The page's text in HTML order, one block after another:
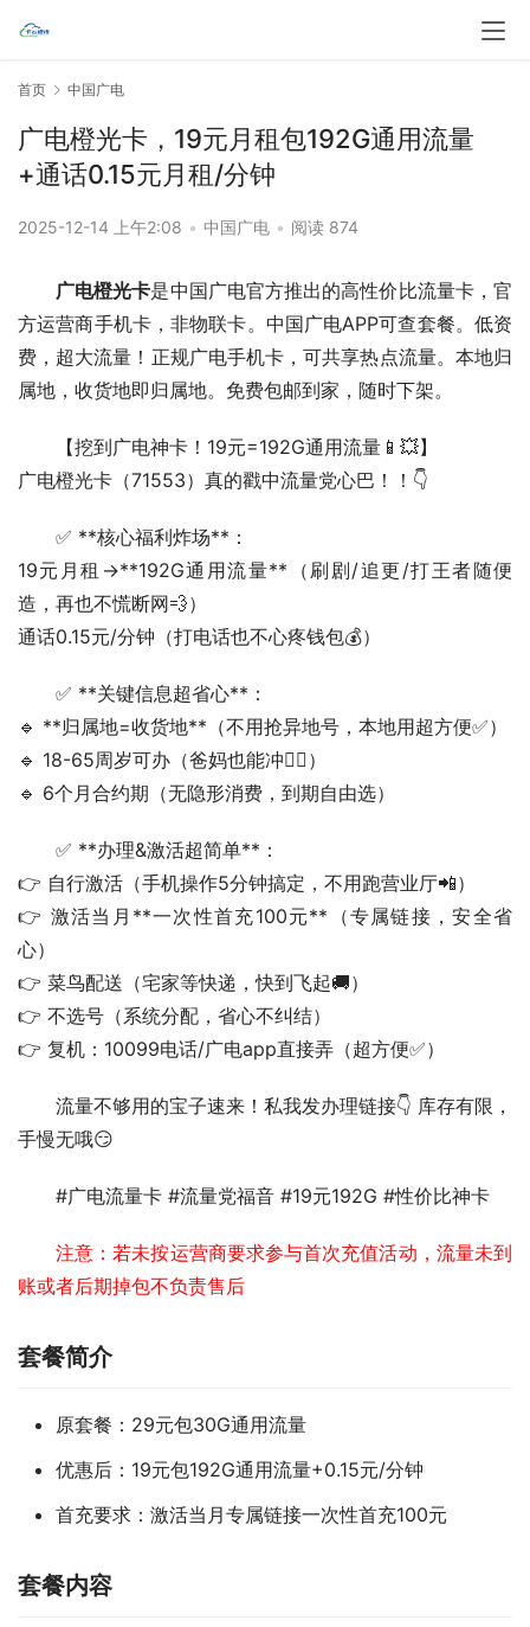
首页 中国广电
广电橙光卡，19元月租包192G通用流量
+通话0.15元月租/分钟
2025-12-14 上午2:08 • 中国广电 • 阅读 874
广电橙光卡是中国广电官方推出的高性价比流量卡，官
方运营商手机卡，非物联卡。中国广电APP可查套餐。低资
费，超大流量！正规广电手机卡，可共享热点流量。本地归
属地，收货地即归属地。免费包邮到家，随时下架。
【挖到广电神卡！19元=192G通用流量📱💥】
广电橙光卡（71553）真的戳中流量党心巴！！👇
✅ **核心福利炸场**：
19元月租→**192G通用流量**（刷剧/追更/打王者随便
造，再也不慌断网💨）
通话0.15元/分钟（打电话也不心疼钱包💰）
✅ **关键信息超省心**：
🔹 **归属地=收货地**（不用抢异地号，本地用超方便✅）
🔹 18-65周岁可办（爸妈也能冲🙋‍♂️）
🔹 6个月合约期（无隐形消费，到期自由选）
✅ **办理&激活超简单**：
👉 自行激活（手机操作5分钟搞定，不用跑营业厅📲）
👉 激活当月**一次性首充100元**（专属链接，安全省
心）
👉 菜鸟配送（宅家等快递，快到飞起🚚）
👉 不选号（系统分配，省心不纠结）
👉 复机：10099电话/广电app直接弄（超方便✅）
流量不够用的宝子速来！私我发办理链接👇 库存有限，
手慢无哦😏
#广电流量卡 #流量党福音 #19元192G #性价比神卡
注意：若未按运营商要求参与首次充值活动，流量未到
账或者后期掉包不负责售后
套餐简介
原套餐：29元包30G通用流量
优惠后：19元包192G通用流量+0.15元/分钟
首充要求：激活当月专属链接一次性首充100元
套餐内容